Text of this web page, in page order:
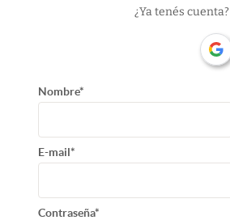
¿Ya tenés cuenta?
Nombre*
E-mail*
Contraseña*